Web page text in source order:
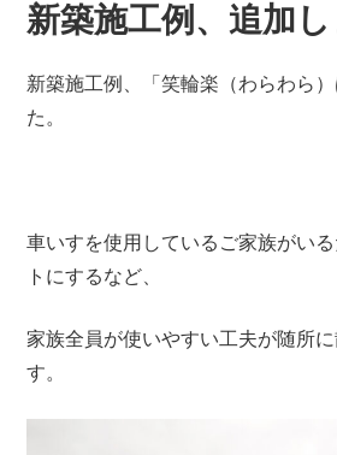
新築施工例、追加し
新築施工例、「笑輪楽（わらわら
た。
車いすを使用しているご家族がい
トにするなど、
家族全員が使いやすい工夫が随所
す。